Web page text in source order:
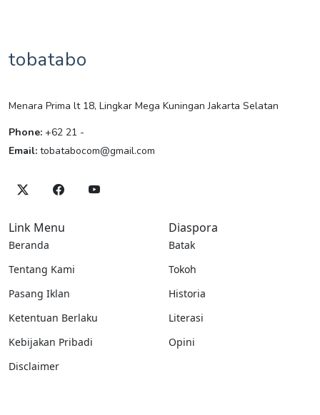
tobatabo
Menara Prima lt 18, Lingkar Mega Kuningan Jakarta Selatan
Phone: +62 21 -
Email: tobatabocom@gmail.com
Link Menu
Beranda
Tentang Kami
Pasang Iklan
Ketentuan Berlaku
Kebijakan Pribadi
Disclaimer
Diaspora
Batak
Tokoh
Historia
Literasi
Opini